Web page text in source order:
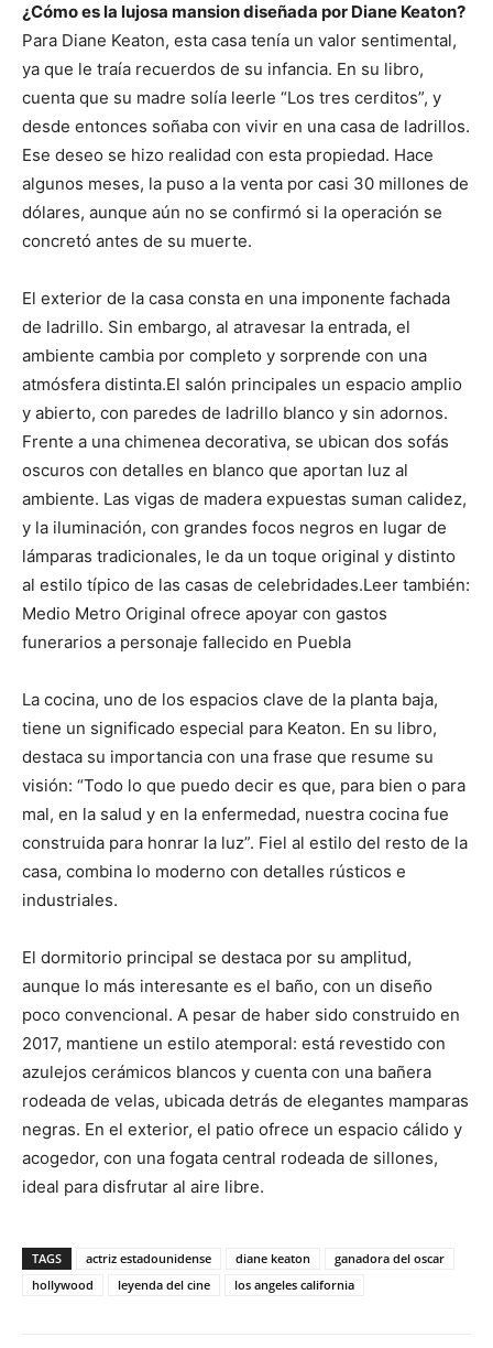
¿Cómo es la lujosa mansion diseñada por Diane Keaton?
Para Diane Keaton, esta casa tenía un valor sentimental,
ya que le traía recuerdos de su infancia. En su libro,
cuenta que su madre solía leerle “Los tres cerditos”, y
desde entonces soñaba con vivir en una casa de ladrillos.
Ese deseo se hizo realidad con esta propiedad. Hace
algunos meses, la puso a la venta por casi 30 millones de
dólares, aunque aún no se confirmó si la operación se
concretó antes de su muerte.
El exterior de la casa consta en una imponente fachada
de ladrillo. Sin embargo, al atravesar la entrada, el
ambiente cambia por completo y sorprende con una
atmósfera distinta.El salón principales un espacio amplio
y abierto, con paredes de ladrillo blanco y sin adornos.
Frente a una chimenea decorativa, se ubican dos sofás
oscuros con detalles en blanco que aportan luz al
ambiente. Las vigas de madera expuestas suman calidez,
y la iluminación, con grandes focos negros en lugar de
lámparas tradicionales, le da un toque original y distinto
al estilo típico de las casas de celebridades.Leer también:
Medio Metro Original ofrece apoyar con gastos
funerarios a personaje fallecido en Puebla
La cocina, uno de los espacios clave de la planta baja,
tiene un significado especial para Keaton. En su libro,
destaca su importancia con una frase que resume su
visión: “Todo lo que puedo decir es que, para bien o para
mal, en la salud y en la enfermedad, nuestra cocina fue
construida para honrar la luz”. Fiel al estilo del resto de la
casa, combina lo moderno con detalles rústicos e
industriales.
El dormitorio principal se destaca por su amplitud,
aunque lo más interesante es el baño, con un diseño
poco convencional. A pesar de haber sido construido en
2017, mantiene un estilo atemporal: está revestido con
azulejos cerámicos blancos y cuenta con una bañera
rodeada de velas, ubicada detrás de elegantes mamparas
negras. En el exterior, el patio ofrece un espacio cálido y
acogedor, con una fogata central rodeada de sillones,
ideal para disfrutar al aire libre.
TAGS actriz estadounidense diane keaton
ganadora del oscar
hollywood
leyenda del cine los angeles california